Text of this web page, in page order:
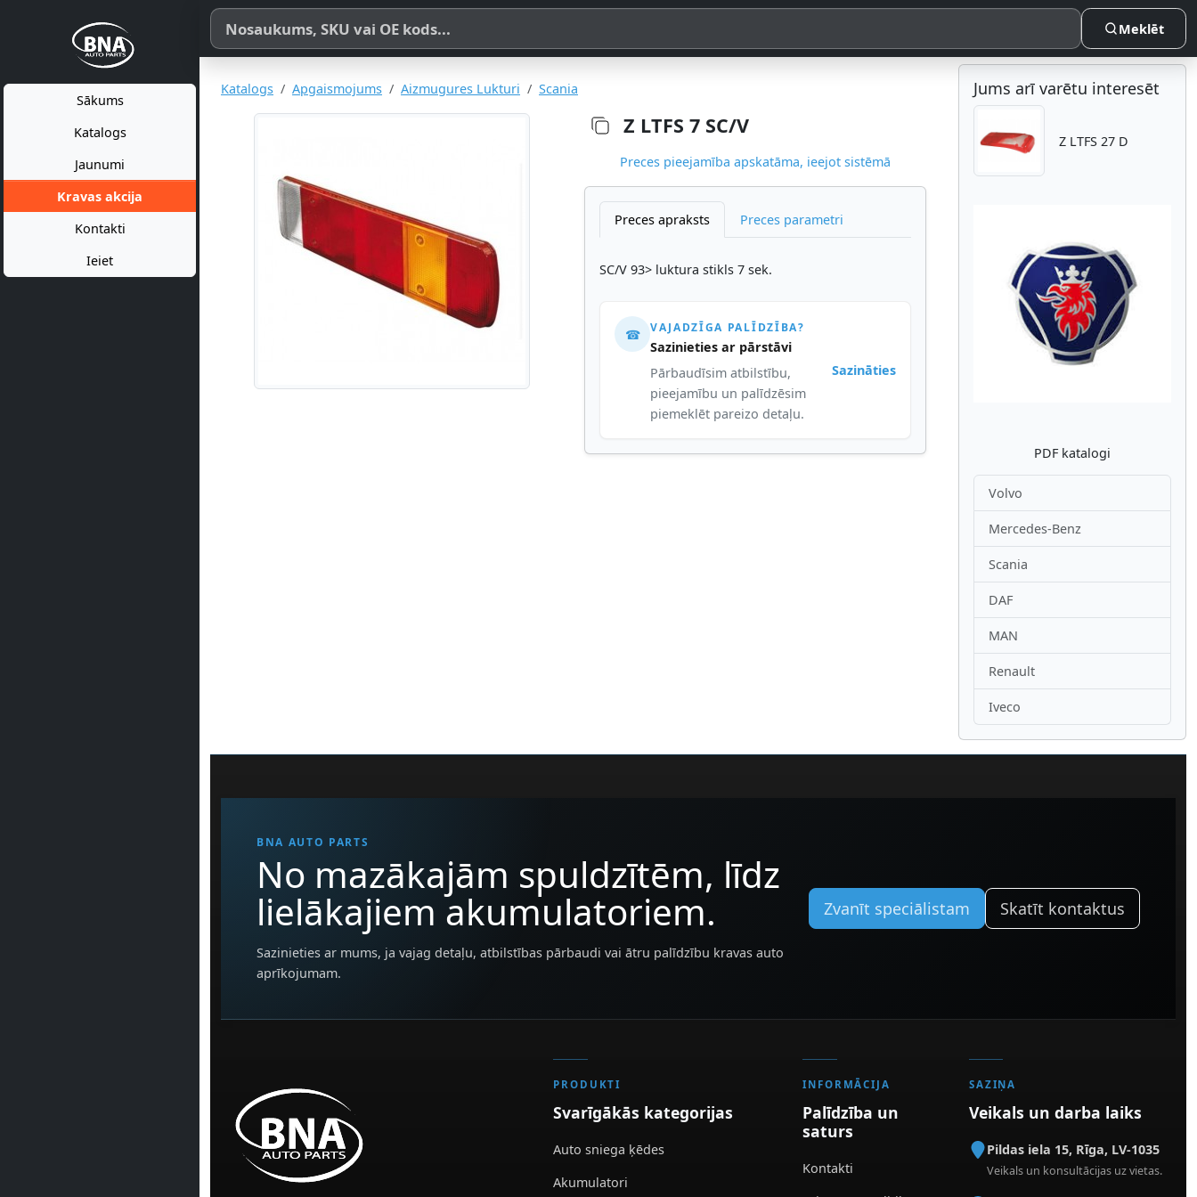
Sākums
Katalogs
Jaunumi
Kravas akcija
Kontakti
Ieiet
Meklēt pēc produkta nosaukuma, SKU vai OE koda
Meklēt
Katalogs Apgaismojums Aizmugures Lukturi Scania
Z LTFS 7 SC/V
Preces pieejamība apskatāma, ieejot sistēmā
Preces apraksts Preces parametri
SC/V 93> luktura stikls 7 sek.
☎ VAJADZĪGA PALĪDZĪBA?
Sazinieties ar pārstāvi
Pārbaudīsim atbilstību,
pieejamību un palīdzēsim
piemeklēt pareizo detaļu.
Sazināties
Jums arī varētu interesēt
Z LTFS 27 D
Atpakaļ
PDF katalogi
Volvo
Mercedes-Benz
Scania
DAF
MAN
Renault
Iveco
BNA AUTO PARTS
No mazākajām spuldzītēm, līdz
lielākajiem akumulatoriem.
Sazinieties ar mums, ja vajag detaļu, atbilstības pārbaudi vai ātru palīdzību kravas auto
aprīkojumam.
Zvanīt speciālistam Skatīt kontaktus
PRODUKTI
Svarīgākās kategorijas
Auto sniega ķēdes
Akumulatori
INFORMĀCIJA
Palīdzība un
saturs
Kontakti
SAZIŅA
Veikals un darba laiks
Pildas iela 15, Rīga, LV-1035
Veikals un konsultācijas uz vietas.